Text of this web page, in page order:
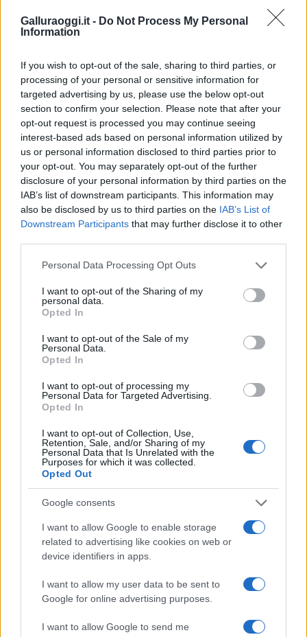
Galluraoggi.it - Do Not Process My Personal
Information
If you wish to opt-out of the sale, sharing to third parties, or
processing of your personal or sensitive information for
targeted advertising by us, please use the below opt-out
section to confirm your selection. Please note that after your
opt-out request is processed you may continue seeing
interest-based ads based on personal information utilized by
us or personal information disclosed to third parties prior to
your opt-out. You may separately opt-out of the further
disclosure of your personal information by third parties on the
IAB’s list of downstream participants. This information may
also be disclosed by us to third parties on the IAB’s List of
Downstream Participants that may further disclose it to other
Please note that this website/app uses one or more Google
not limited to your visit or usage behaviour. You may click to
grant or deny consent to Google and its third-party tags to
use your data for below specified purposes in below Google
consent section.
Personal Data Processing Opt Outs
I want to opt-out of the Sharing of my
personal data.
Opted In
I want to opt-out of the Sale of my
Personal Data.
Opted In
I want to opt-out of processing my
Personal Data for Targeted Advertising.
Opted In
I want to opt-out of Collection, Use,
Retention, Sale, and/or Sharing of my
Personal Data that Is Unrelated with the
Purposes for which it was collected.
Opted Out
Google consents
I want to allow Google to enable storage
related to advertising like cookies on web or
device identifiers in apps.
I want to allow my user data to be sent to
Google for online advertising purposes.
I want to allow Google to send me
Vuoi rimuovere le pubblicità nazionali?
Puoi abbonarti a
cliccandoqui
Puoi effettuare l'accesso andando nella
cliccandoqui
TEMI:
Comune Di Loiri Porto San Paolo
Estate Loiri Porto San Paolo
Eventi Loiri Porto San Paolo
Condividi l'articolo
F T PiWS
h